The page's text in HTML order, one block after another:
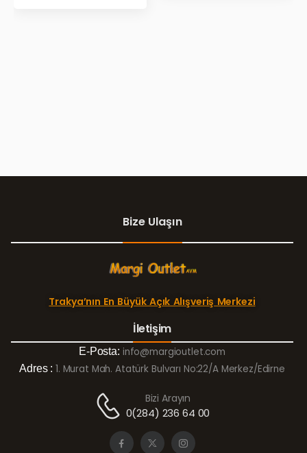
Bize Ulaşın
Trakya’nın En Büyük Açık Alışveriş Merkezi
İletişim
E-Posta: info@margioutlet.com
Adres : 1. Murat Mah. Atatürk Bulvarı No:22/A Merkez/Edirne
Bizi Arayın
0(284) 236 64 00